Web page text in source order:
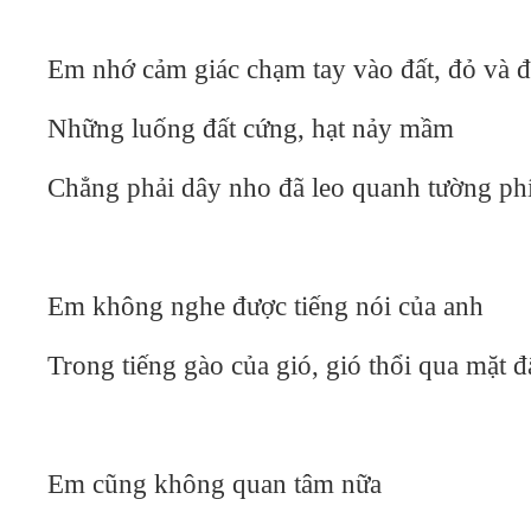
Em nhớ cảm giác chạm tay vào đất, đỏ và
Những luống đất cứng, hạt nảy mầm
Chẳng phải dây nho đã leo quanh tường
Em không nghe được tiếng nói của anh
Trong tiếng gào của gió, gió thổi qua mặt
Em cũng không quan tâm nữa